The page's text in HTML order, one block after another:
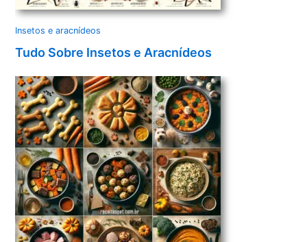
Insetos e aracnídeos
Tudo Sobre Insetos e Aracnídeos